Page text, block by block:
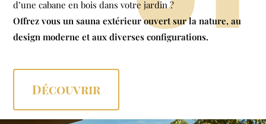
d’une cabane en bois dans votre jardin ?
Offrez vous un sauna extérieur ouvert sur la nature, au
design moderne et aux diverses configurations.
Découvrir